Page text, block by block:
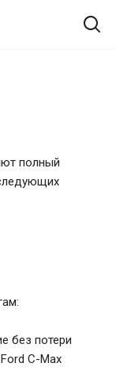
полный
без потери
C-Max